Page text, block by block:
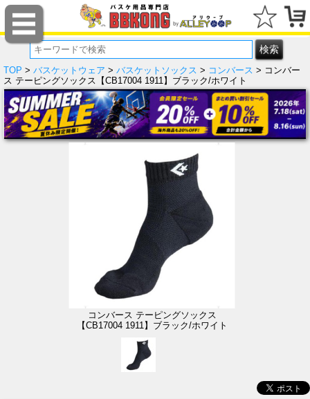
TOP > バスケットウェア > バスケットソックス > コンバース > コンバー
ス テーピングソックス【CB17004 1911】ブラック/ホワイト
コンバース テーピングソックス
【CB17004 1911】ブラック/ホワイト